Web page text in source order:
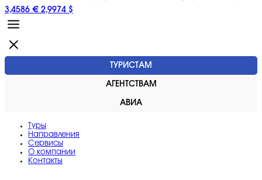
3,4586 € 2,9974 $
ТУРИСТАМ
АГЕНТСТВАМ
АВИА
Туры
Направления
Сервисы
O компании
Контакты